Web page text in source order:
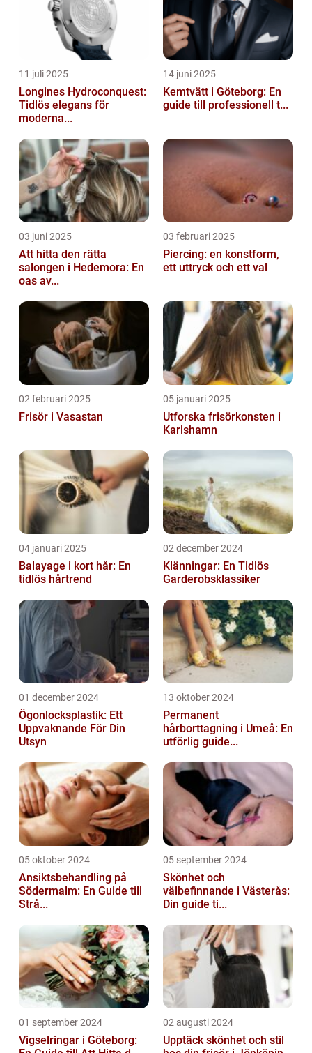
11 juli 2025
Longines Hydroconquest:
Tidlös elegans för
moderna...
14 juni 2025
Kemtvätt i Göteborg: En
guide till professionell t...
03 juni 2025
Att hitta den rätta
salongen i Hedemora: En
oas av...
03 februari 2025
Piercing: en konstform,
ett uttryck och ett val
02 februari 2025
Frisör i Vasastan
05 januari 2025
Utforska frisörkonsten i
Karlshamn
04 januari 2025
Balayage i kort hår: En
tidlös hårtrend
02 december 2024
Klänningar: En Tidlös
Garderobsklassiker
01 december 2024
Ögonlocksplastik: Ett
Uppvaknande För Din
Utsyn
13 oktober 2024
Permanent
hårborttagning i Umeå: En
utförlig guide...
05 oktober 2024
Ansiktsbehandling på
Södermalm: En Guide till
Strå...
05 september 2024
Skönhet och
välbefinnande i Västerås:
Din guide ti...
01 september 2024
Vigselringar i Göteborg:
02 augusti 2024
Upptäck skönhet och stil